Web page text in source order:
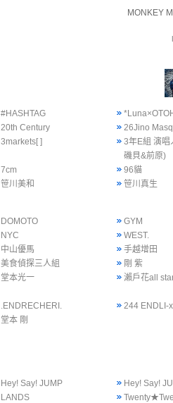
MONKEY
#HASHTAG
20th Century
26Jino
3markets[ ]
3年E組 演唱
磯貝&前原)
7cm
96貓
笹川美和
笹川真生
DOMOTO
GYM
NYC
WEST.
中山優馬
手越增田
美食偵探三人組
剛 紫
堂本光一
瀨戶花all
.ENDRECHERI.
244 ENDLI-x
堂本 剛
Hey! Say! JUMP
Hey! Say!
LANDS